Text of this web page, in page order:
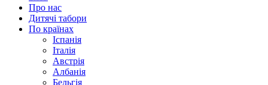
Про нас
Дитячі табори
По країнах
Іспанія
Італія
Австрія
Албанія
Бельгія